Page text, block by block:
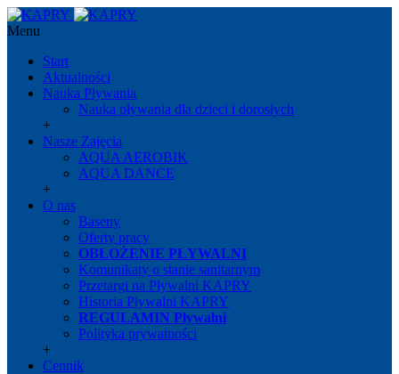
Menu
Start
Aktualności
Nauka Pływania
Nauka pływania dla dzieci i dorosłych
+
Nasze Zajęcia
AQUA AEROBIK
AQUA DANCE
+
O nas
Baseny
Oferty pracy
OBŁOŻENIE PŁYWALNI
Komunikaty o stanie sanitarnym
Przetargi na Pływalni KAPRY
Historia Pływalni KAPRY
REGULAMIN Pływalni
Polityka prywatności
+
Cennik